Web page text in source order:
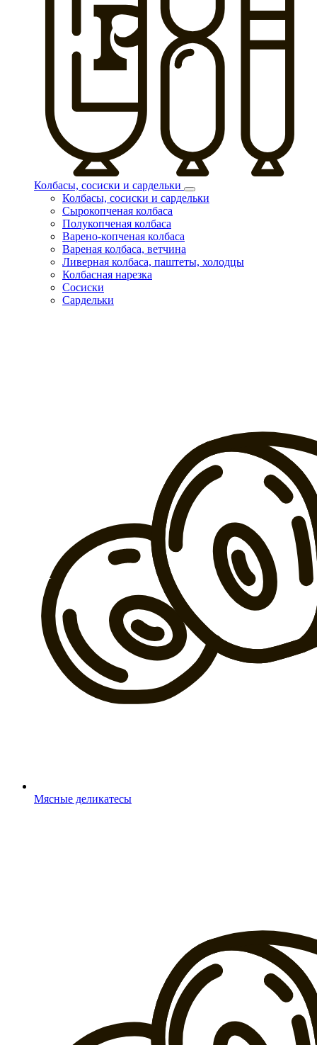
Колбасы, сосиски и сардельки
Колбасы, сосиски и сардельки
Сырокопченая колбаса
Полукопченая колбаса
Варено-копченая колбаса
Вареная колбаса, ветчина
Ливерная колбаса, паштеты, холодцы
Колбасная нарезка
Сосиски
Сардельки
Мясные деликатесы